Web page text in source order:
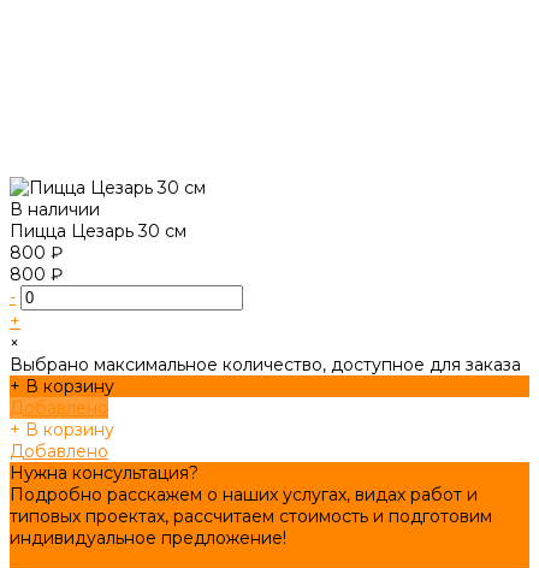
В наличии
Пицца Цезарь 30 см
800 ₽
800 ₽
-
+
×
Выбрано максимальное количество, доступное для заказа
+ В корзину
Добавлено
+ В корзину
Добавлено
Нужна консультация?
Подробно расскажем о наших услугах, видах работ и
типовых проектах, рассчитаем стоимость и подготовим
индивидуальное предложение!